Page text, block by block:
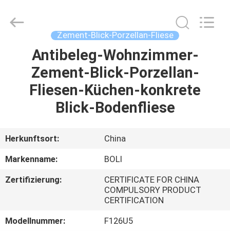
HAUSE
PRODUKTE
VIDEOS
UNS
WERKSBESICHTIGUNG
CERAMICS
CO.,LTD..
Zement-Blick-Porzellan-Fliese
Antibeleg-Wohnzimmer-
Zement-Blick-Porzellan-
Fliesen-Küchen-konkrete
Blick-Bodenfliese
Herkunftsort:
China
Markenname:
BOLI
Zertifizierung:
CERTIFICATE FOR CHINA
COMPULSORY PRODUCT
CERTIFICATION
Modellnummer:
F126U5